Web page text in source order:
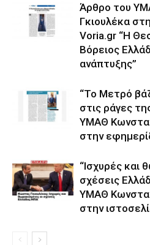
Άρθρο του
Γκιουλέκα
Voria.gr “Η
Βόρειος
ανάπτυξης”
“Το Μετρό
στις ράγες
ΥΜΑΘ
στην
“Ισχυρές και
σχέσεις
ΥΜΑΘ
στην